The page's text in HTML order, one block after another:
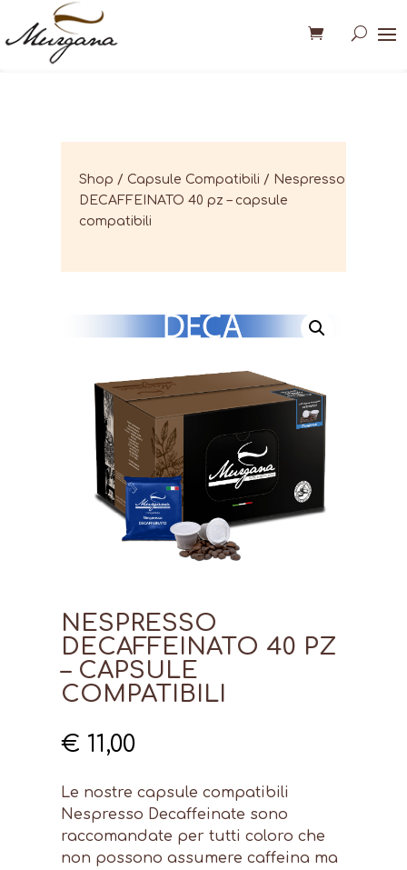
Shop /Capsule Compatibili / Nespresso
DECAFFEINATO 40 pz – capsule
compatibili
NESPRESSO
DECAFFEINATO 40 PZ
– CAPSULE
COMPATIBILI
€ 11,00
Le nostre capsule compatibili
Nespresso Decaffeinate sono
raccomandate per tutti coloro che
non possono assumere caffeina ma